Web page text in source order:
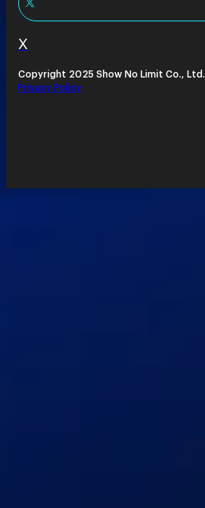
X
Copyright 2025 Show No Limit Co., Ltd.
Privacy Policy